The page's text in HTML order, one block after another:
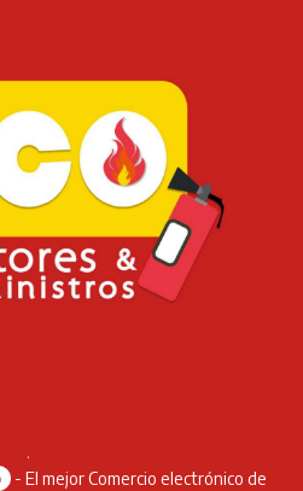
.
- El mejorComercio electrónico de